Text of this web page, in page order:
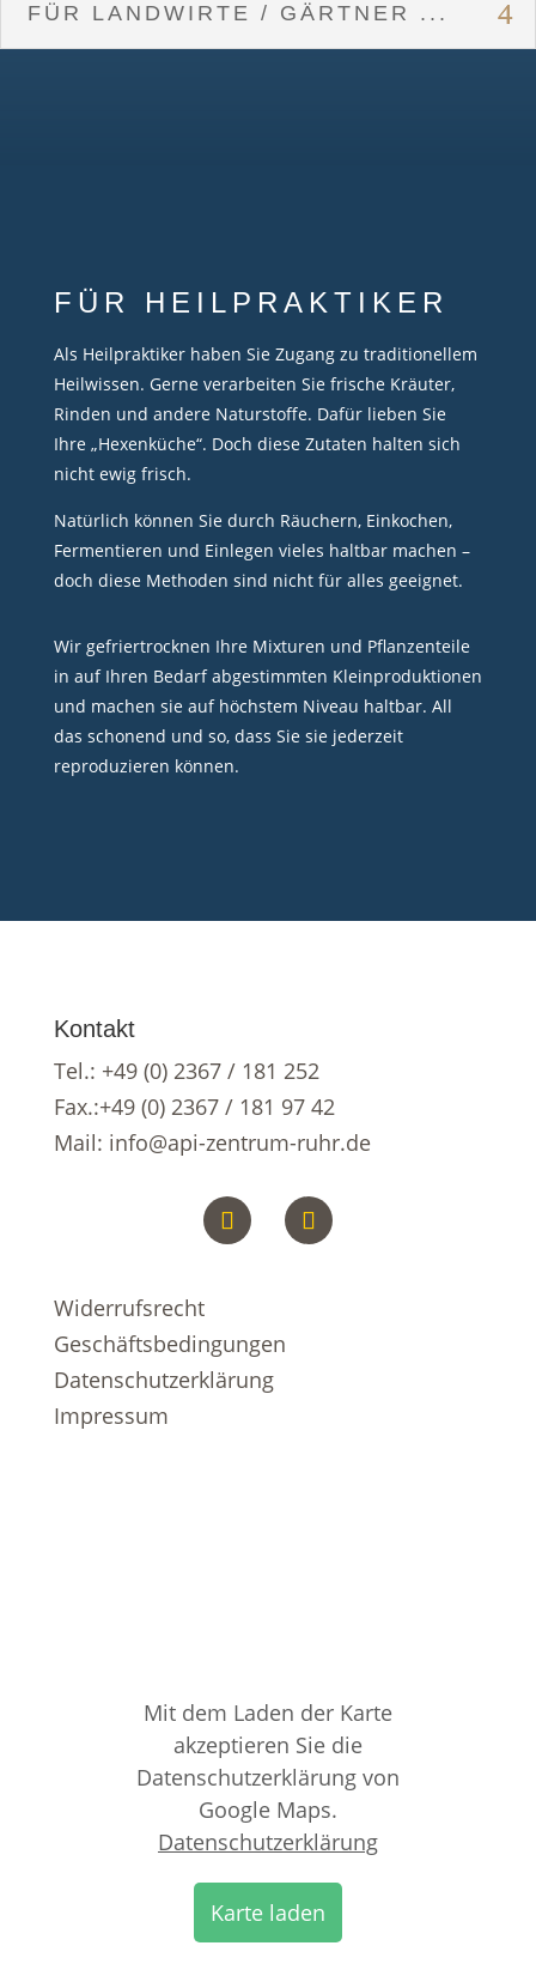
FÜR LANDWIRTE / GÄRTNER ...
FÜR HEILPRAKTIKER
Als Heilpraktiker haben Sie Zugang zu traditionellem
Heilwissen. Gerne verarbeiten Sie frische Kräuter,
Rinden und andere Naturstoffe. Dafür lieben Sie
Ihre „Hexenküche“. Doch diese Zutaten halten sich
nicht ewig frisch.
Natürlich können Sie durch Räuchern, Einkochen,
Fermentieren und Einlegen vieles haltbar machen –
doch diese Methoden sind nicht für alles geeignet.
Wir gefriertrocknen Ihre Mixturen und Pflanzenteile
in auf Ihren Bedarf abgestimmten Kleinproduktionen
und machen sie auf höchstem Niveau haltbar. All
das schonend und so, dass Sie sie jederzeit
reproduzieren können.
Kontakt
Tel.: +49 (0) 2367 / 181 252
Fax.:+49 (0) 2367 / 181 97 42
Mail: info@api-zentrum-ruhr.de
Widerrufsrecht
Geschäftsbedingungen
Datenschutzerklärung
Impressum
Mit dem Laden der Karte
akzeptieren Sie die
Datenschutzerklärung von
Google Maps.
Datenschutzerklärung
Karte laden